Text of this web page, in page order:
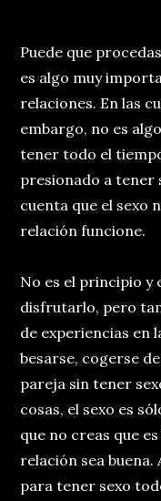
Puede que
es algo muy
relaciones. En las
embargo, no es
tener todo el
presionado a tener
cuenta que el sexo
relación funcione.
No es el principio y
disfrutarlo, pero
de experiencias en
besarse, cogerse
pareja sin tener
cosas, el sexo es
que no creas que
relación sea
para tener sexo